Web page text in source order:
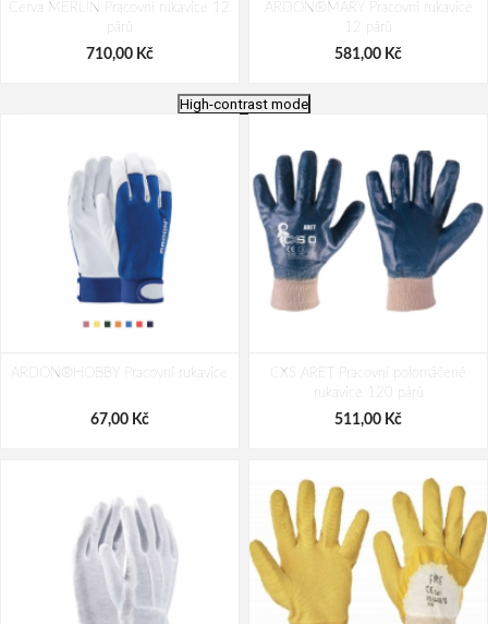
Cerva MERLIN Pracovní rukavice 12
párů
710,00 Kč
ARDON®MARY Pracovní rukavice
12 párů
581,00 Kč
12 párů
párů
992,00 Kč
High-contrast mode
ARDON®HOBBY Pracovní rukavice
67,00 Kč
CXS ARET Pracovní polomáčené
rukavice 120 párů
511,00 Kč